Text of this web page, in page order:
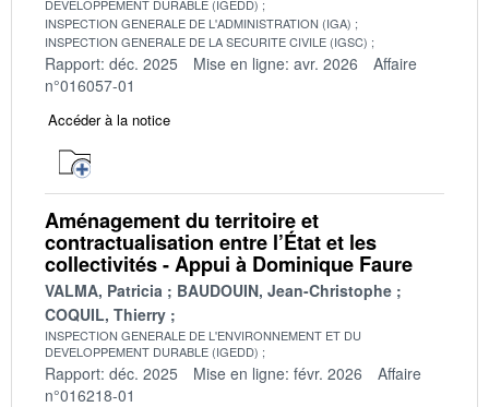
DEVELOPPEMENT DURABLE (IGEDD)
INSPECTION GENERALE DE L'ADMINISTRATION (IGA)
INSPECTION GENERALE DE LA SECURITE CIVILE (IGSC)
Rapport: déc. 2025 Mise en ligne: avr. 2026
Affaire
n°016057-01
Accéder à la notice
Aménagement du territoire et
contractualisation entre l’État et les
collectivités - Appui à Dominique Faure
VALMA, Patricia
BAUDOUIN, Jean-Christophe
COQUIL, Thierry
INSPECTION GENERALE DE L'ENVIRONNEMENT ET DU
DEVELOPPEMENT DURABLE (IGEDD)
Rapport: déc. 2025 Mise en ligne: févr. 2026
Affaire
n°016218-01